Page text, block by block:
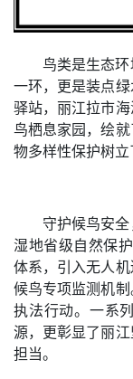
鸟类是生态
一环，更是装点
驿站，丽江拉市
鸟栖息家园，绘
物多样性保护树立
守护候鸟安
湿地省级自然保
体系，引入无人
候鸟专项监测机
执法行动。一系
源，更彰显了丽
担当。